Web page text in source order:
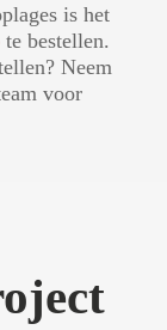
is het
te bestellen.
Neem
voor